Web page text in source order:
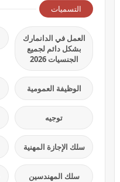
التسميات
العمل في الدانمارك
بشكل دائم لجميع
الجنسيات 2026
الوظيفة العمومية
توجيه
سلك الإجازة المهنية
سلك المهندسين